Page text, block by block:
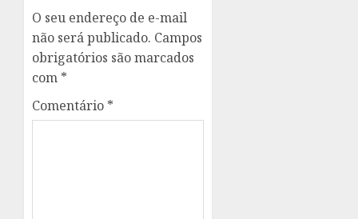
O seu endereço de e-mail
não será publicado. Campos
obrigatórios são marcados
com *
Comentário *